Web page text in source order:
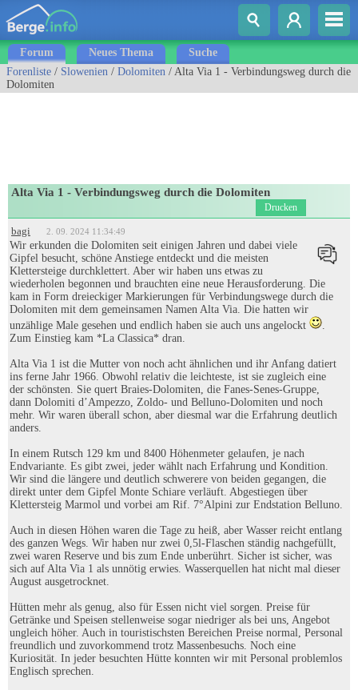
Forum Neues Thema
Suche
Forenliste / Slowenien / Dolomiten / Alta Via 1 - Verbindungsweg durch die
Dolomiten
Alta Via 1 - Verbindungsweg durch die Dolomiten
Drucken
bagi 2. 09. 2024 11:34:49
Wir erkunden die Dolomiten seit einigen Jahren und dabei viele
Gipfel besucht, schöne Anstiege entdeckt und die meisten
Klettersteige durchklettert. Aber wir haben uns etwas zu
wiederholen begonnen und brauchten eine neue Herausforderung. Die
kam in Form dreieckiger Markierungen für Verbindungswege durch die
Dolomiten mit dem gemeinsamen Namen Alta Via. Die hatten wir
unzählige Male gesehen und endlich haben sie auch uns angelockt
.
Zum Einstieg kam *La Classica* dran.
Alta Via 1 ist die Mutter von noch acht ähnlichen und ihr Anfang datiert
ins ferne Jahr 1966. Obwohl relativ die leichteste, ist sie zugleich eine
der schönsten. Sie quert Braies-Dolomiten, die Fanes-Senes-Gruppe,
dann Dolomiti d’Ampezzo, Zoldo- und Belluno-Dolomiten und noch
mehr. Wir waren überall schon, aber diesmal war die Erfahrung deutlich
anders.
In einem Rutsch 129 km und 8400 Höhenmeter gelaufen, je nach
Endvariante. Es gibt zwei, jeder wählt nach Erfahrung und Kondition.
Wir sind die längere und deutlich schwerere von beiden gegangen, die
direkt unter dem Gipfel Monte Schiare verläuft. Abgestiegen über
Klettersteig Marmol und vorbei am Rif. 7°Alpini zur Endstation Belluno.
Auch in diesen Höhen waren die Tage zu heiß, aber Wasser reicht entlang
des ganzen Wegs. Wir haben nur zwei 0,5l-Flaschen ständig nachgefüllt,
zwei waren Reserve und bis zum Ende unberührt. Sicher ist sicher, was
sich auf Alta Via 1 als unnötig erwies. Wasserquellen hat nicht mal dieser
August ausgetrocknet.
Hütten mehr als genug, also für Essen nicht viel sorgen. Preise für
Getränke und Speisen stellenweise sogar niedriger als bei uns, Angebot
ungleich höher. Auch in touristischsten Bereichen Preise normal, Personal
freundlich und zuvorkommend trotz Massenbesuchs. Noch eine
Kuriosität. In jeder besuchten Hütte konnten wir mit Personal problemlos
Englisch sprechen.